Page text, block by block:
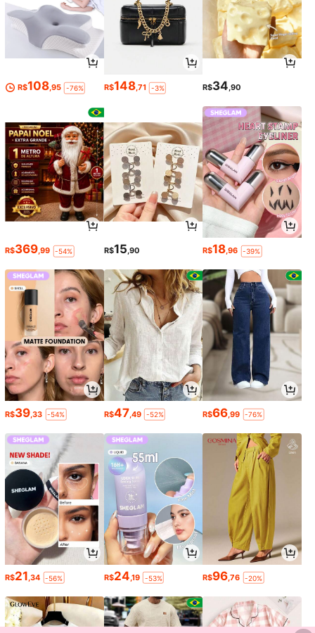
R$108,95 -76% R$148,71 -3% R$34,90
R$369,99 -54% R$15,90 R$18,96 -39%
R$39 ,33 -54% R$47 ,49 -52% R$66 ,99 -76%
R$21 ,34 -56% R$24 ,19 -53% R$96 ,76 -20%